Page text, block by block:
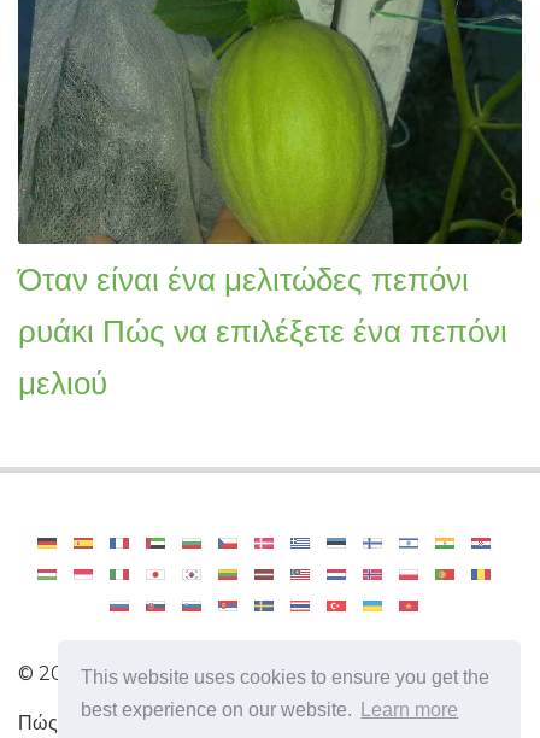
This website uses cookies to ensure you get the
best experience on our website.
Learn more
Όταν είναι ένα μελιτώδες πεπόνι
ρυάκι Πώς να επιλέξετε ένα πεπόνι
μελιού
© 2026Haenselblatt
Πώς να γίνετε επαγγελματίας κηπουρός. Χρήσιμες